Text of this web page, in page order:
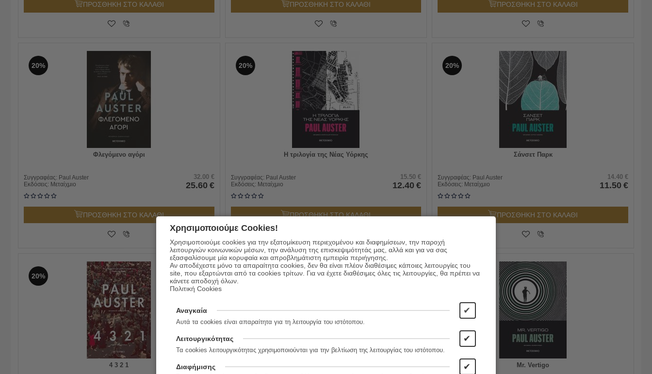
ΠΡΟΣΘΗΚΗ ΣΤΟ ΚΑΛΑΘΙ ΠΡΟΣΘΗΚΗ ΣΤΟ ΚΑΛΑΘΙ ΠΡΟΣΘΗΚΗ ΣΤΟ ΚΑΛΑΘΙ
20%
Φλεγόμενο αγόρι
Συγγραφέας: Paul Auster
Εκδόσεις: Μεταίχμιο
32.00 €
25.60 €
ΠΡΟΣΘΗΚΗ ΣΤΟ ΚΑΛΑΘΙ
20%
Η τριλογία της Νέας Υόρκης
Συγγραφέας: Paul Auster
Εκδόσεις: Μεταίχμιο
15.50 €
12.40 €
ΠΡΟΣΘΗΚΗ ΣΤΟ ΚΑΛΑΘΙ
20%
Σάνσετ Παρκ
Συγγραφέας: Paul Auster
Εκδόσεις: Μεταίχμιο
14.40 €
11.50 €
ΠΡΟΣΘΗΚΗ ΣΤΟ ΚΑΛΑΘΙ
20%
4 3 2 1
20%
Η επινόηση της μοναξιάς
20%
Mr. Vertigo
Χρησιμοποιούμε Cookies!
Χρησιμοποιούμε cookies για την εξατομίκευση περιεχομένου και διαφημίσεων, την παροχή
λειτουργιών κοινωνικών μέσων, την ανάλυση της επισκεψιμότητάς μας, αλλά και για να σας
εξασφαλίσουμε μία κορυφαία και απροβλημάτιστη εμπειρία περιήγησης.
Αν αποδέχεστε μόνο τα απαραίτητα cookies, δεν θα είναι πλέον διαθέσιμες κάποιες λειτουργίες του
site, που εξαρτώνται από τα cookies τρίτων. Για να έχετε διαθέσιμες όλες τις λειτουργίες, θα πρέπει να
κάνετε αποδοχή όλων.
Πολιτική Cookies
Αναγκαία ✔
Αυτά τα cookies είναι απαραίτητα για τη λειτουργία του ιστότοπου.
Λειτουργικότητας ✔
Τα cookies λειτουργικότητας χρησιμοποιούνται για την βελτίωση της λειτουργίας του ιστότοπου.
Διαφήμισης ✔